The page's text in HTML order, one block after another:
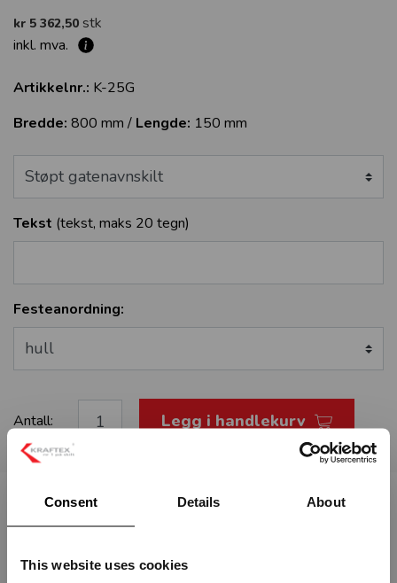
Consent Details About
This website uses cookies
kr 5 362,50 stk
inkl. mva.
Artikkelnr.: K-25G
Bredde: 800 mm / Lengde: 150 mm
Tekst (tekst, maks 20 tegn)
Festeanordning:
Antall: Legg i handlekurv
Beskrivelse:
ALUMINIUM SKILT